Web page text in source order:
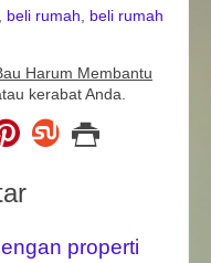
, beli rumah, beli rumah
Harum Membantu
kerabat Anda.
properti